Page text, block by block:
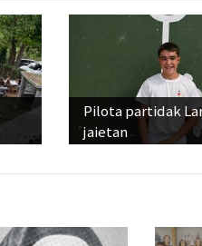
Pilota partidak
jaietan